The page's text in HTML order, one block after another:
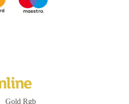
Gold Rgb